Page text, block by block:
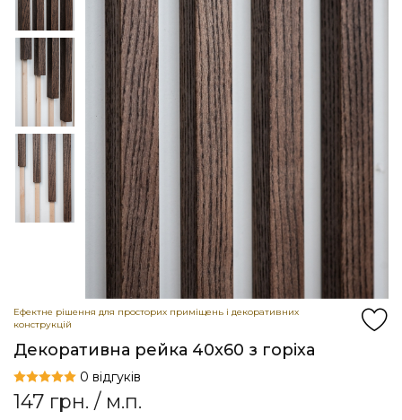
Ефектне рішення для просторих приміщень і декоративних
конструкцій
Декоративна рейка 40x60 з горіха
0 відгуків
147 грн. / м.п.